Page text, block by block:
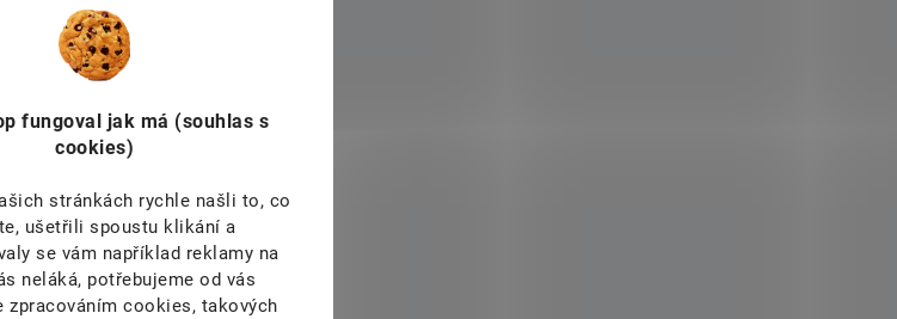
fungoval jak má (souhlas s
cookies)
stránkách rychle našli to, co
ušetřili spoustu klikání a
se vám například reklamy na
neláká, potřebujeme od vás
zpracováním cookies, takových